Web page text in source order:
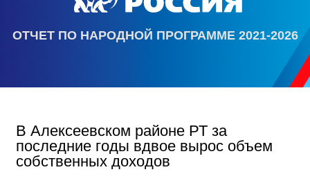
ОТЧЕТ ПО НАРОДНОЙ ПРОГРАММЕ 2021-2026
В Алексеевском районе РТ за
последние годы вдвое вырос объем
собственных доходов